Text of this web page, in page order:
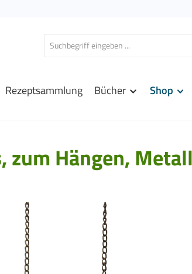
Rezeptsammlung Bücher Shop
zum Hängen,